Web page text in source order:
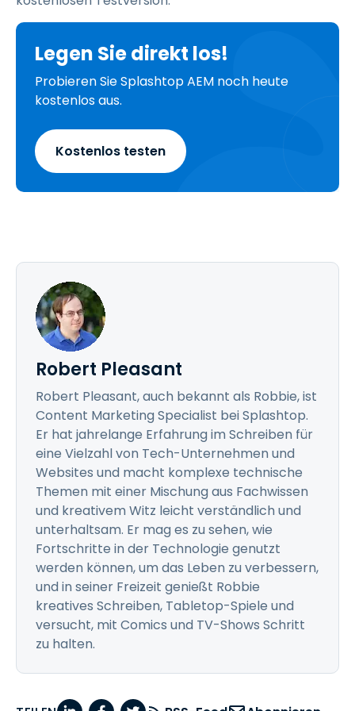
Legen Sie direkt los!
Probieren Sie Splashtop AEM noch heute
kostenlos aus.
Kostenlos testen
Robert Pleasant
Robert Pleasant, auch bekannt als Robbie, ist
Content Marketing Specialist bei Splashtop.
Er hat jahrelange Erfahrung im Schreiben für
eine Vielzahl von Tech-Unternehmen und
Websites und macht komplexe technische
Themen mit einer Mischung aus Fachwissen
und kreativem Witz leicht verständlich und
unterhaltsam. Er mag es zu sehen, wie
Fortschritte in der Technologie genutzt
werden können, um das Leben zu verbessern,
und in seiner Freizeit genießt Robbie
kreatives Schreiben, Tabletop-Spiele und
versucht, mit Comics und TV-Shows Schritt
zu halten.